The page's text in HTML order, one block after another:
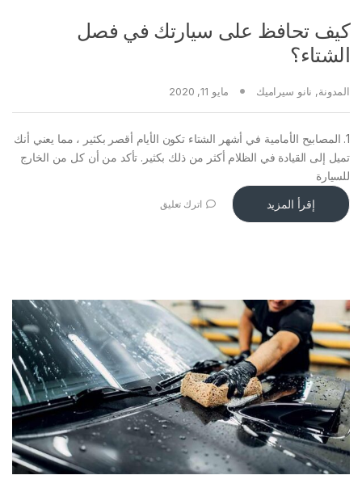
كيف تحافظ على سيارتك في فصل
الشتاء؟
المدونة, نانو سيراميك مايو 11, 2020
1. المصابيح الأمامية في أشهر الشتاء تكون الأيام أقصر بكثير ، مما يعني أنك
تميل إلى القيادة في الظلام أكثر من ذلك بكثير. تأكد من أن كل من الخارج
للسيارة
إقرأ المزيد اترك تعليق